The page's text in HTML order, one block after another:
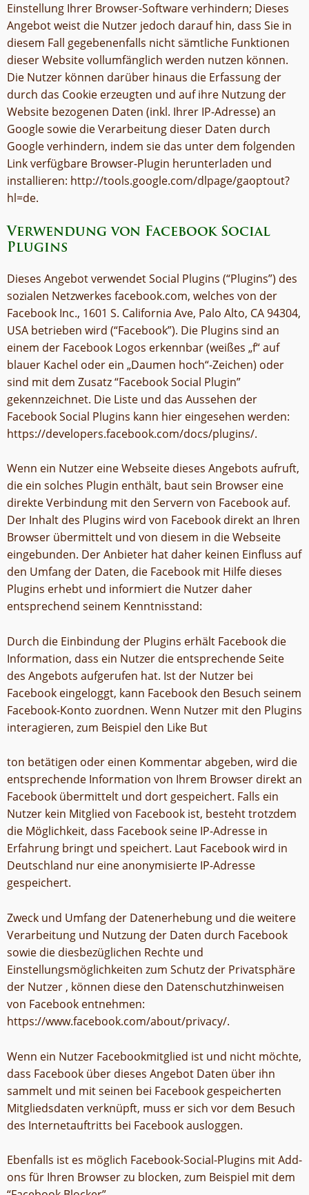
Einstellung Ihrer Browser-Software verhindern; Dieses
Angebot weist die Nutzer jedoch darauf hin, dass Sie in
diesem Fall gegebenenfalls nicht sämtliche Funktionen
dieser Website vollumfänglich werden nutzen können.
Die Nutzer können darüber hinaus die Erfassung der
durch das Cookie erzeugten und auf ihre Nutzung der
Website bezogenen Daten (inkl. Ihrer IP-Adresse) an
Google sowie die Verarbeitung dieser Daten durch
Google verhindern, indem sie das unter dem folgenden
Link verfügbare Browser-Plugin herunterladen und
installieren: http://tools.google.com/dlpage/gaoptout?
hl=de.
Verwendung von Facebook Social
Plugins
Dieses Angebot verwendet Social Plugins (“Plugins”) des
sozialen Netzwerkes facebook.com, welches von der
Facebook Inc., 1601 S. California Ave, Palo Alto, CA 94304,
USA betrieben wird (“Facebook”). Die Plugins sind an
einem der Facebook Logos erkennbar (weißes „f“ auf
blauer Kachel oder ein „Daumen hoch“-Zeichen) oder
sind mit dem Zusatz “Facebook Social Plugin”
gekennzeichnet. Die Liste und das Aussehen der
Facebook Social Plugins kann hier eingesehen werden:
https://developers.facebook.com/docs/plugins/.
Wenn ein Nutzer eine Webseite dieses Angebots aufruft,
die ein solches Plugin enthält, baut sein Browser eine
direkte Verbindung mit den Servern von Facebook auf.
Der Inhalt des Plugins wird von Facebook direkt an Ihren
Browser übermittelt und von diesem in die Webseite
eingebunden. Der Anbieter hat daher keinen Einfluss auf
den Umfang der Daten, die Facebook mit Hilfe dieses
Plugins erhebt und informiert die Nutzer daher
entsprechend seinem Kenntnisstand:
Durch die Einbindung der Plugins erhält Facebook die
Information, dass ein Nutzer die entsprechende Seite
des Angebots aufgerufen hat. Ist der Nutzer bei
Facebook eingeloggt, kann Facebook den Besuch seinem
Facebook-Konto zuordnen. Wenn Nutzer mit den Plugins
interagieren, zum Beispiel den Like But
ton betätigen oder einen Kommentar abgeben, wird die
entsprechende Information von Ihrem Browser direkt an
Facebook übermittelt und dort gespeichert. Falls ein
Nutzer kein Mitglied von Facebook ist, besteht trotzdem
die Möglichkeit, dass Facebook seine IP-Adresse in
Erfahrung bringt und speichert. Laut Facebook wird in
Deutschland nur eine anonymisierte IP-Adresse
gespeichert.
Zweck und Umfang der Datenerhebung und die weitere
Verarbeitung und Nutzung der Daten durch Facebook
sowie die diesbezüglichen Rechte und
Einstellungsmöglichkeiten zum Schutz der Privatsphäre
der Nutzer , können diese den Datenschutzhinweisen
von Facebook entnehmen:
https://www.facebook.com/about/privacy/.
Wenn ein Nutzer Facebookmitglied ist und nicht möchte,
dass Facebook über dieses Angebot Daten über ihn
sammelt und mit seinen bei Facebook gespeicherten
Mitgliedsdaten verknüpft, muss er sich vor dem Besuch
des Internetauftritts bei Facebook ausloggen.
Ebenfalls ist es möglich Facebook-Social-Plugins mit Add-
ons für Ihren Browser zu blocken, zum Beispiel mit dem